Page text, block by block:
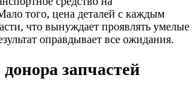
того, цена деталей с каждым
что вынуждает проявлять умелые
оправдывает все ожидания.
запчастей